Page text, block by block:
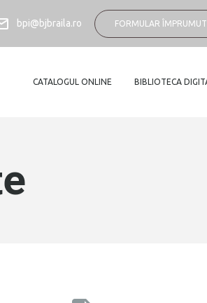
bpi@bjbraila.ro FORMULAR ÎMPRUMUT
CATALOGUL ONLINE BIBLIOTECA